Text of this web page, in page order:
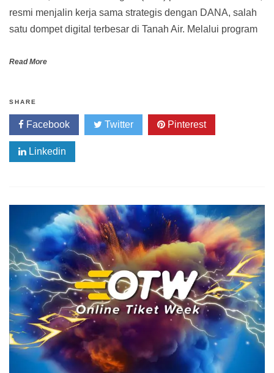
resmi menjalin kerja sama strategis dengan DANA, salah
satu dompet digital terbesar di Tanah Air. Melalui program
Read More
SHARE
Facebook Twitter Pinterest
Linkedin